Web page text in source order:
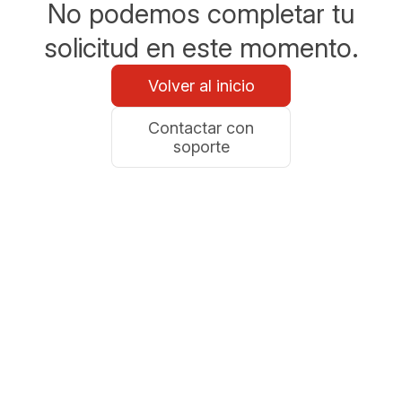
No podemos completar tu
solicitud en este momento.
Volver al inicio
Contactar con
soporte